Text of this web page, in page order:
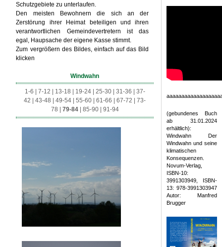
Schutzgebiete zu unterlaufen.
Den meisten Bewohnern die sich an der
Zerstörung ihrer Heimat beteiligen und ihren
verantwortlichen Gemeindevertretern ist das
egal, Haupsache der eigene Kasse stimmt.
Zum vergrößern des Bildes, einfach auf das Bild
klicken
Windwahn
1-6 7-12 13-18 19-24| 25-30| 31-36
37-
42 |43-48 |49-54 |55-60 |61-66 |67-72 |73-
78
79-84| 85-90| 91-94
(gebundenes Buch
ab 31.01.2024
erhältlich):
Windwahn Der
Windwahn und seine
klimatischen
Konsequenzen.
Novum-Verlag,
ISBN-10:
3991303949, ISBN-
13: 978-3991303947
Autor: Manfred
Brugger